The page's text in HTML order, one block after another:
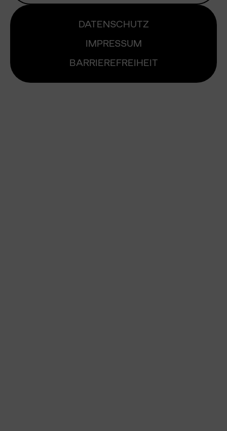
DATENSCHUTZ
IMPRESSUM
BARRIEREFREIHEIT